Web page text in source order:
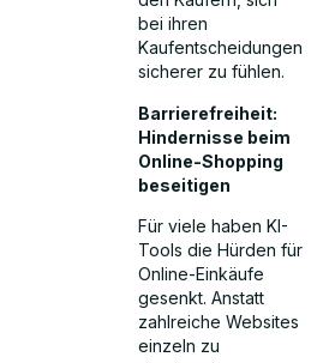
bei ihren
Kaufentscheidungen
sicherer zu fühlen.
Barrierefreiheit:
Hindernisse beim
Online-Shopping
beseitigen
Für viele haben KI-
Tools die Hürden für
Online-Einkäufe
gesenkt. Anstatt
zahlreiche Websites
einzeln zu